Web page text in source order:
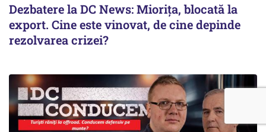
Dezbatere la DC News: Miorița, blocată la
export. Cine este vinovat, de cine depinde
rezolvarea crizei?